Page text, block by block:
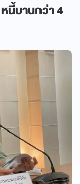
หนี้บานกว่า 4